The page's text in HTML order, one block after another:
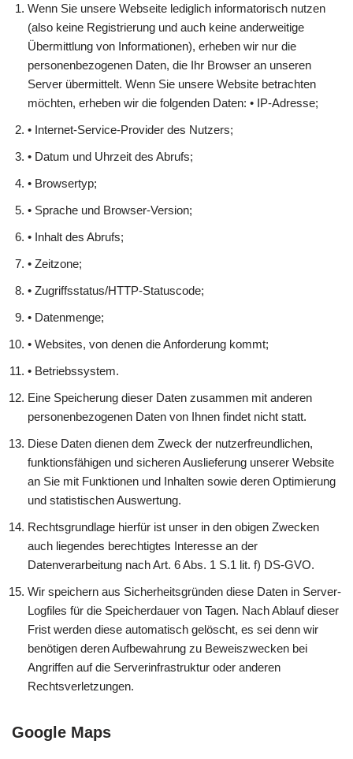
Wenn Sie unsere Webseite lediglich informatorisch nutzen
(also keine Registrierung und auch keine anderweitige
Übermittlung von Informationen), erheben wir nur die
personenbezogenen Daten, die Ihr Browser an unseren
Server übermittelt. Wenn Sie unsere Website betrachten
möchten, erheben wir die folgenden Daten: • IP-Adresse;
• Internet-Service-Provider des Nutzers;
• Datum und Uhrzeit des Abrufs;
• Browsertyp;
• Sprache und Browser-Version;
• Inhalt des Abrufs;
• Zeitzone;
• Zugriffsstatus/HTTP-Statuscode;
• Datenmenge;
• Websites, von denen die Anforderung kommt;
• Betriebssystem.
Eine Speicherung dieser Daten zusammen mit anderen
personenbezogenen Daten von Ihnen findet nicht statt.
Diese Daten dienen dem Zweck der nutzerfreundlichen,
funktionsfähigen und sicheren Auslieferung unserer Website
an Sie mit Funktionen und Inhalten sowie deren Optimierung
und statistischen Auswertung.
Rechtsgrundlage hierfür ist unser in den obigen Zwecken
auch liegendes berechtigtes Interesse an der
Datenverarbeitung nach Art. 6 Abs. 1 S.1 lit. f) DS-GVO.
Wir speichern aus Sicherheitsgründen diese Daten in Server-
Logfiles für die Speicherdauer von Tagen. Nach Ablauf dieser
Frist werden diese automatisch gelöscht, es sei denn wir
benötigen deren Aufbewahrung zu Beweiszwecken bei
Angriffen auf die Serverinfrastruktur oder anderen
Rechtsverletzungen.
Google Maps